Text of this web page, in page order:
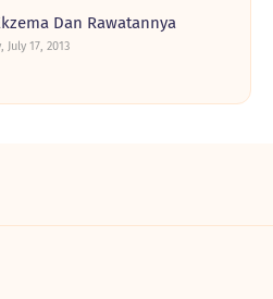
Dan Rawatannya
July 17, 2013